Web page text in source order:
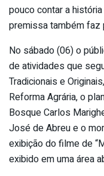
pouco contar a
premissa também faz
No sábado (06) o
de atividades que
Tradicionais e
Reforma Agrária, o
Bosque Carlos
José de Abreu e o
exibição do filme de
exibido em uma área